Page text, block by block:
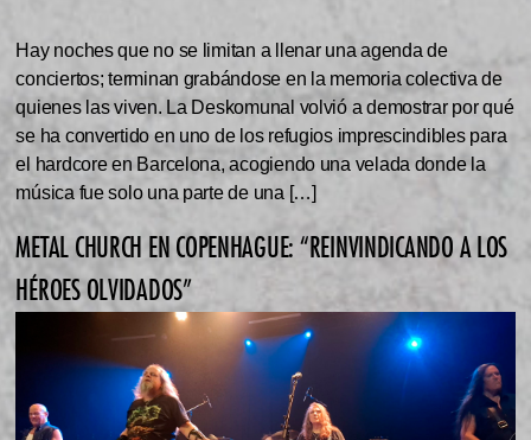
Hay noches que no se limitan a llenar una agenda de
conciertos; terminan grabándose en la memoria colectiva de
quienes las viven. La Deskomunal volvió a demostrar por qué
se ha convertido en uno de los refugios imprescindibles para
el hardcore en Barcelona, acogiendo una velada donde la
música fue solo una parte de una […]
METAL CHURCH EN COPENHAGUE: “REINVINDICANDO A LOS
HÉROES OLVIDADOS”